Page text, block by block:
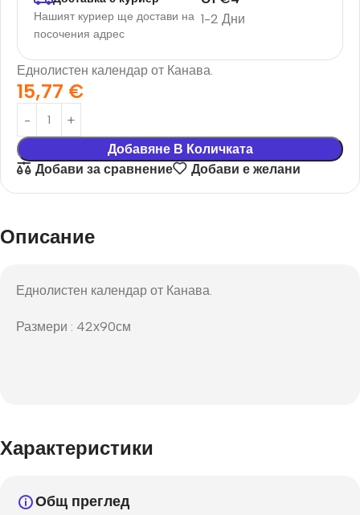
Нашият куриер ще достави на
посочения адрес
1-2 Дни
Еднолистен календар от Канава.
15,77 €
Добавяне В Количката
Добави за сравнение
Добави е желани
Описание
Еднолистен календар от Канава.
Размери : 42х90см
Характеристики
Общ преглед